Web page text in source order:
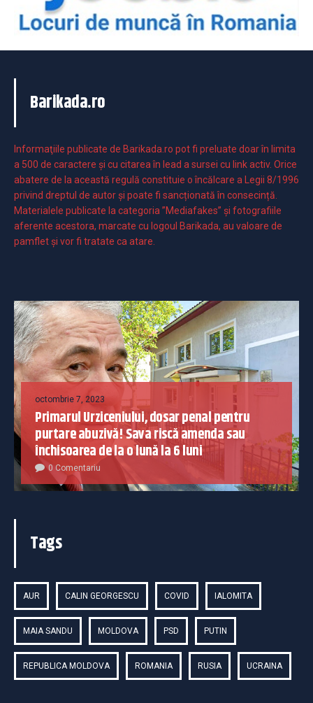
Barikada.ro
Informaţiile publicate de Barikada.ro pot fi preluate doar în limita
a 500 de caractere şi cu citarea în lead a sursei cu link activ. Orice
abatere de la această regulă constituie o încălcare a Legii 8/1996
privind dreptul de autor și poate fi sancționată în consecință.
Materialele publicate la categoria ”Mediafakes” și fotografiile
aferente acestora, marcate cu logoul Barikada, au valoare de
pamflet și vor fi tratate ca atare.
octombrie 7, 2023
Primarul Urziceniului, dosar penal pentru
purtare abuzivă! Sava riscă amenda sau
închisoarea de la o lună la 6 luni
0 Comentariu
Tags
AUR CALIN GEORGESCU COVID IALOMITA
MAIA SANDU MOLDOVA PSD PUTIN
REPUBLICA MOLDOVA ROMANIA RUSIA UCRAINA